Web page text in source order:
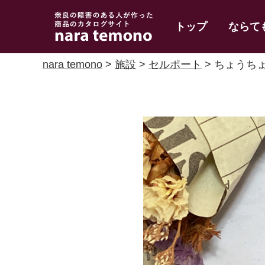
奈良で障害のある人
の手作り商品 nara
temono
トップ ならて
nara temono > 施設 > セルポート > ちょうち